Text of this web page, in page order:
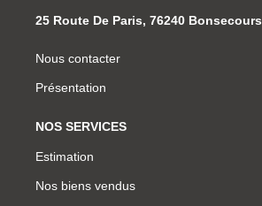
25 Route De Paris, 76240 Bonsecours
Nous contacter
Présentation
NOS SERVICES
Estimation
Nos biens vendus